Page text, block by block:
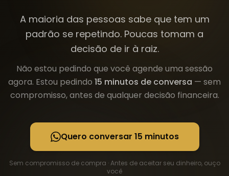
A maioria das pessoas sabe que tem um
padrão se repetindo. Poucas tomam a
decisão de ir à raiz.
Não estou pedindo que você agende uma sessão
agora. Estou pedindo 15 minutos de conversa — sem
compromisso, antes de qualquer decisão financeira.
Quero conversar 15 minutos
Sem compromisso de compra · Antes de aceitar seu dinheiro, ouço
você